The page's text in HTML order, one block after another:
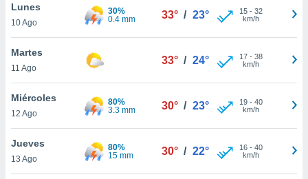
de
Lunes
10 Ago
30%
0.4 mm
33° / 23° 15- 32
km/h
Martes
11 Ago
33° / 24° 17- 38
km/h
Miércoles
12 Ago
80%
3.3 mm
30° / 23° 19- 40
km/h
Jueves
13 Ago
80%
15 mm
30° / 22° 16- 40
km/h